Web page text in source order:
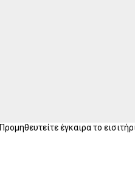
Προμηθευτείτε έγκαιρα το